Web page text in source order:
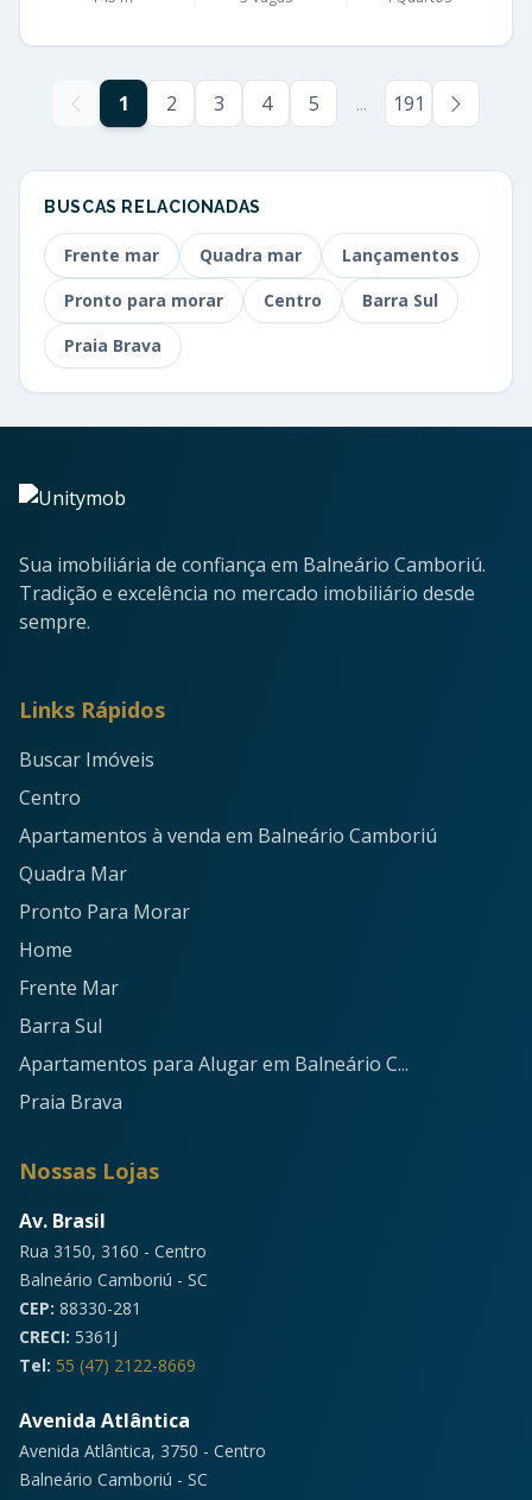
1 2 3 4 5 ... 191
BUSCAS RELACIONADAS
Frente mar Quadra mar
Lançamentos
Pronto para morar
Centro
Barra Sul
Praia Brava
Sua imobiliária de confiança em Balneário Camboriú.
Tradição e excelência no mercado imobiliário desde
sempre.
Links Rápidos
Buscar Imóveis
Centro
Apartamentos à venda em Balneário Camboriú
Quadra Mar
Pronto Para Morar
Home
Frente Mar
Barra Sul
Apartamentos para Alugar em Balneário C...
Praia Brava
Nossas Lojas
Av. Brasil
Rua 3150, 3160 - Centro
Balneário Camboriú - SC
CEP: 88330-281
CRECI: 5361J
Tel: 55 (47) 2122-8669
Avenida Atlântica
Avenida Atlântica, 3750 - Centro
Balneário Camboriú - SC